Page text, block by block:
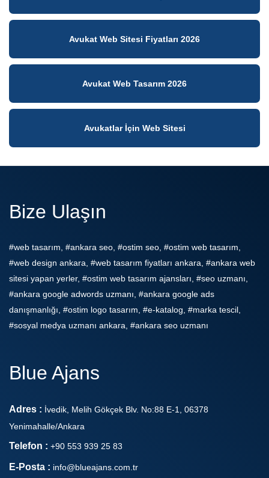
Avukat Web Sitesi Fiyatları 2026
Avukat Web Tasarım 2026
Avukatlar İçin Web Sitesi
Bize Ulaşın
#web tasarım, #ankara seo, #ostim seo, #ostim web tasarım,
#web design ankara, #web tasarım fiyatları ankara, #ankara web
sitesi yapan yerler, #ostim web tasarım ajansları, #seo uzmanı,
#ankara google adwords uzmanı, #ankara google ads
danışmanlığı, #ostim logo tasarım, #e-katalog, #marka tescil,
#sosyal medya uzmanı ankara, #ankara seo uzmanı
Blue Ajans
Adres : İvedik, Melih Gökçek Blv. No:88 E-1, 06378
Yenimahalle/Ankara
Telefon : +90 553 939 25 83
E-Posta : info@blueajans.com.tr